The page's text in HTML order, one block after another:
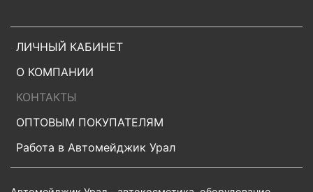
ЛИЧНЫЙ КАБИНЕТ
О КОМПАНИИ
КОНТАКТЫ
ОПТОВЫМ ПОКУПАТЕЛЯМ
Работа в Автомейджик Урал